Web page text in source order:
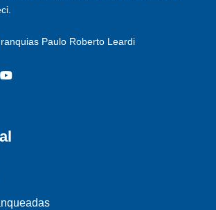
Paulo Roberto Leardi